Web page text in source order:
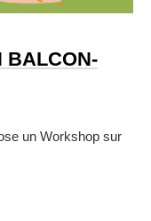
BALCON-
un Workshop sur